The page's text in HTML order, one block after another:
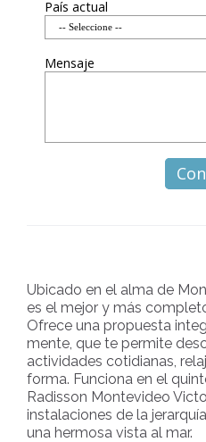
Ubicado en el alma de
es el mejor y más
Ofrece una propuesta
mente, que te permite
actividades cotidianas,
forma. Funciona en el
Radisson Montevideo
instalaciones de la
una hermosa vista al mar.